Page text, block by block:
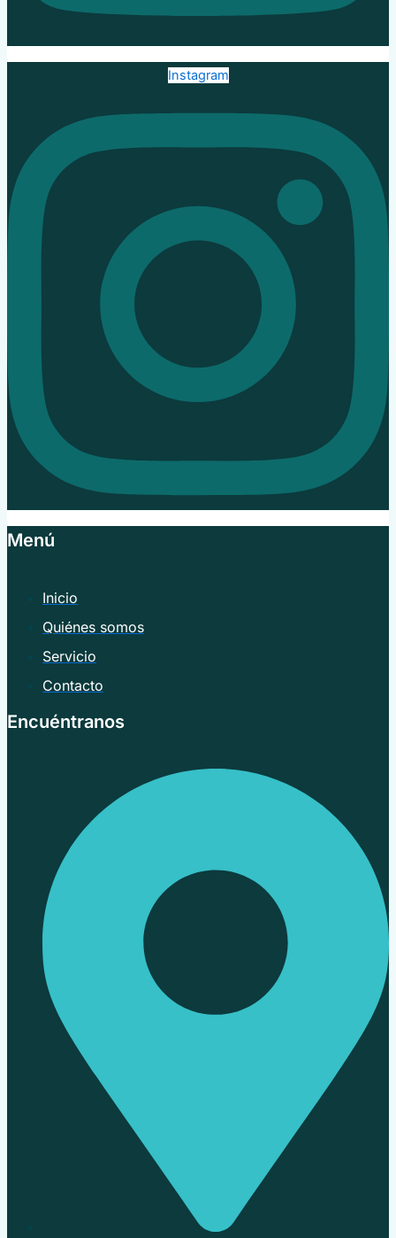
Instagram
Menú
Inicio
Quiénes somos
Servicio
Contacto
Encuéntranos